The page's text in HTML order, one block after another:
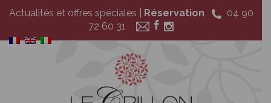
Actualités et offres spéciales Réservation
04 90
72 60 31